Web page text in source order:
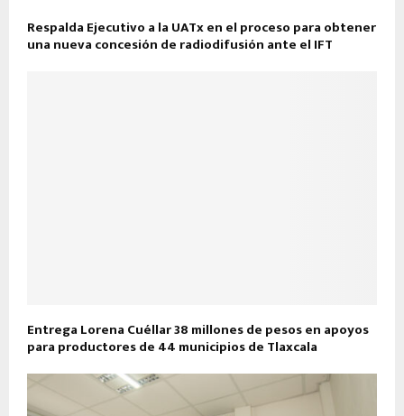
Respalda Ejecutivo a la UATx en el proceso para obtener
una nueva concesión de radiodifusión ante el IFT
Entrega Lorena Cuéllar 38 millones de pesos en apoyos
para productores de 44 municipios de Tlaxcala